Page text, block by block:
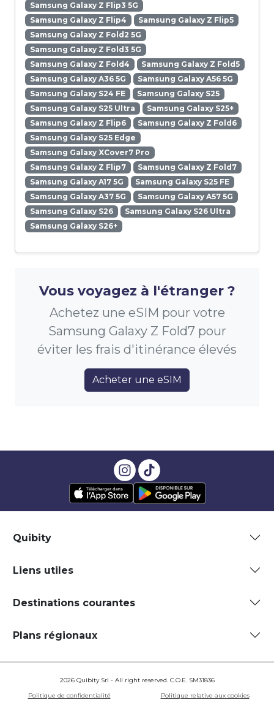
Samsung Galaxy Z Flip3 5G
Samsung Galaxy Z Flip4
Samsung Galaxy Z Flip5
Samsung Galaxy Z Fold2 5G
Samsung Galaxy Z Fold3 5G
Samsung Galaxy Z Fold4
Samsung Galaxy Z Fold5
Samsung Galaxy A36 5G
Samsung Galaxy A56 5G
Samsung Galaxy S24 FE
Samsung Galaxy S25
Samsung Galaxy S25 Ultra
Samsung Galaxy S25+
Samsung Galaxy Z Flip6
Samsung Galaxy Z Fold6
Samsung Galaxy S25 Edge
Samsung Galaxy XCover7 Pro
Samsung Galaxy Z Flip7
Samsung Galaxy Z Fold7
Samsung Galaxy A17 5G
Samsung Galaxy S25 FE
Samsung Galaxy A37 5G
Samsung Galaxy A57 5G
Samsung Galaxy S26
Samsung Galaxy S26 Ultra
Samsung Galaxy S26+
Vous voyagez à l'étranger ?
Achetez une eSIM pour votre
Samsung Galaxy Z Fold7 pour
éviter les frais d'itinérance élevés
Acheter une eSIM
Quibity
Liens utiles
Destinations courantes
Plans régionaux
2026 Quibity Srl - All right reserved. C.O.E. SM31836
Politique de confidentialité
Politique relative aux cookies